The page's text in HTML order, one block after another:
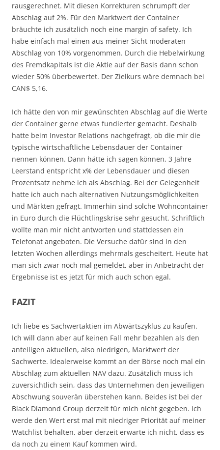
rausgerechnet. Mit diesen Korrekturen schrumpft der
Abschlag auf 2%. Für den Marktwert der Container
bräuchte ich zusätzlich noch eine margin of safety. Ich
habe einfach mal einen aus meiner Sicht moderaten
Abschlag von 10% vorgenommen. Durch die Hebelwirkung
des Fremdkapitals ist die Aktie auf der Basis dann schon
wieder 50% überbewertet. Der Zielkurs wäre demnach bei
CAN$ 5,16.
Ich hätte den von mir gewünschten Abschlag auf die Werte
der Container gerne etwas fundierter gemacht. Deshalb
hatte beim Investor Relations nachgefragt, ob die mir die
typische wirtschaftliche Lebensdauer der Container
nennen können. Dann hätte ich sagen können, 3 Jahre
Leerstand entspricht x% der Lebensdauer und diesen
Prozentsatz nehme ich als Abschlag. Bei der Gelegenheit
hatte ich auch nach alternativen Nutzungsmöglichkeiten
und Märkten gefragt. Immerhin sind solche Wohncontainer
in Euro durch die Flüchtlingskrise sehr gesucht. Schriftlich
wollte man mir nicht antworten und stattdessen ein
Telefonat angeboten. Die Versuche dafür sind in den
letzten Wochen allerdings mehrmals gescheitert. Heute hat
man sich zwar noch mal gemeldet, aber in Anbetracht der
Ergebnisse ist es jetzt für mich auch schon egal.
FAZIT
Ich liebe es Sachwertaktien im Abwärtszyklus zu kaufen.
Ich will dann aber auf keinen Fall mehr bezahlen als den
anteiligen aktuellen, also niedrigen, Marktwert der
Sachwerte. Idealerweise kommt an der Börse noch mal ein
Abschlag zum aktuellen NAV dazu. Zusätzlich muss ich
zuversichtlich sein, dass das Unternehmen den jeweiligen
Abschwung souverän überstehen kann. Beides ist bei der
Black Diamond Group derzeit für mich nicht gegeben. Ich
werde den Wert erst mal mit niedriger Priorität auf meiner
Watchlist behalten, aber derzeit erwarte ich nicht, dass es
da noch zu einem Kauf kommen wird.